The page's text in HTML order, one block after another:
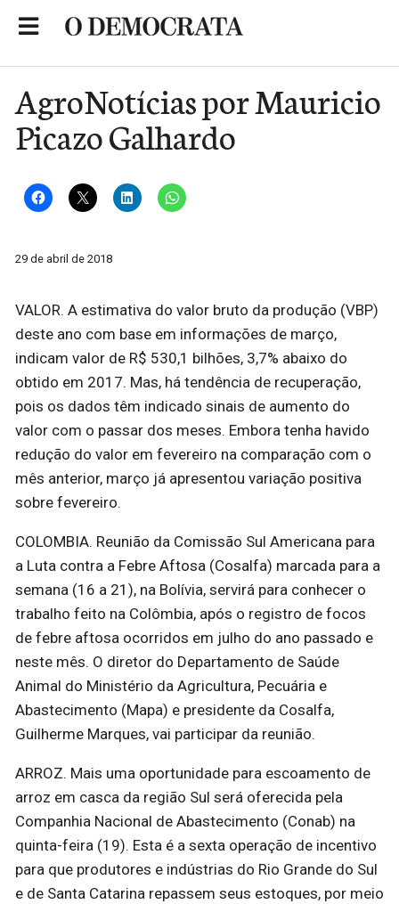
AgroNotícias por Mauricio
Picazo Galhardo
29 de abril de 2018
VALOR. A estimativa do valor bruto da produção (VBP)
deste ano com base em informações de março,
indicam valor de R$ 530,1 bilhões, 3,7% abaixo do
obtido em 2017. Mas, há tendência de recuperação,
pois os dados têm indicado sinais de aumento do
valor com o passar dos meses. Embora tenha havido
redução do valor em fevereiro na comparação com o
mês anterior, março já apresentou variação positiva
sobre fevereiro.
COLOMBIA. Reunião da Comissão Sul Americana para
a Luta contra a Febre Aftosa (Cosalfa) marcada para a
semana (16 a 21), na Bolívia, servirá para conhecer o
trabalho feito na Colômbia, após o registro de focos
de febre aftosa ocorridos em julho do ano passado e
neste mês. O diretor do Departamento de Saúde
Animal do Ministério da Agricultura, Pecuária e
Abastecimento (Mapa) e presidente da Cosalfa,
Guilherme Marques, vai participar da reunião.
ARROZ. Mais uma oportunidade para escoamento de
arroz em casca da região Sul será oferecida pela
Companhia Nacional de Abastecimento (Conab) na
quinta-feira (19). Esta é a sexta operação de incentivo
para que produtores e indústrias do Rio Grande do Sul
e de Santa Catarina repassem seus estoques, por meio